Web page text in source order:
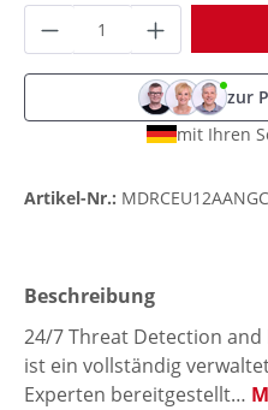
Produkt Anzahl:
zur
mit Ihren
Artikel-Nr.:
Beschreibung
24/7 Threat Detection and
ist ein vollständig
Experten bereitgestellt…